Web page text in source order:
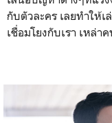
กับตัวละคร เลยทำให้เ
เชื่อมโยงกับเรา เหล่า